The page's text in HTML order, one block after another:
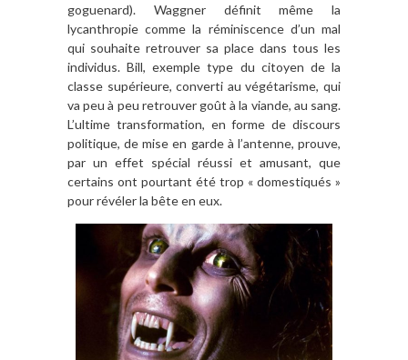
goguenard). Waggner définit même la
lycanthropie comme la réminiscence d’un mal
qui souhaite retrouver sa place dans tous les
individus. Bill, exemple type du citoyen de la
classe supérieure, converti au végétarisme, qui
va peuà peu retrouver goût à la viande, au sang.
L’ultime transformation, en forme de discours
politique, de mise en garde à l’antenne, prouve,
par un effet spécial réussi et amusant, que
certains ont pourtant été trop « domestiqués »
pour révéler la bête en eux.